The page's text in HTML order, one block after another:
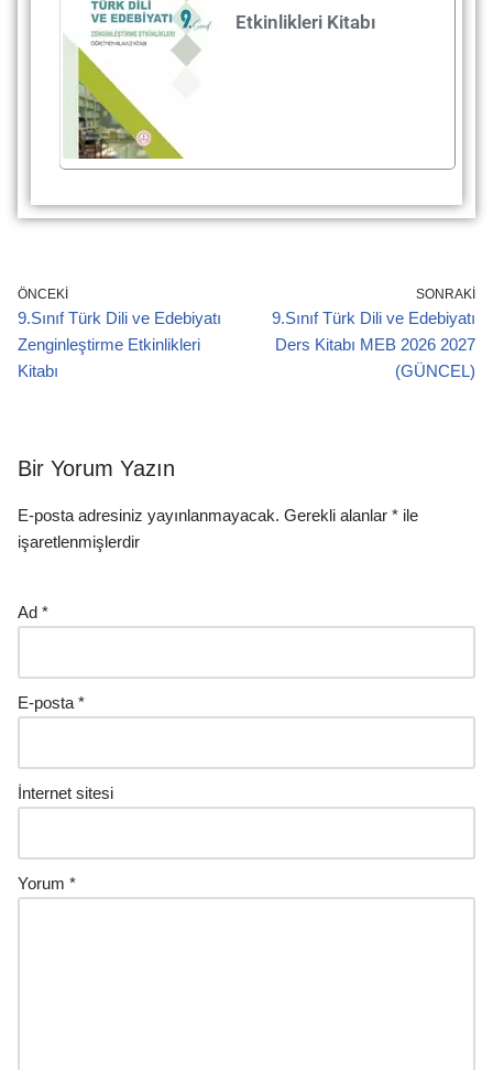
Etkinlikleri Kitabı
ÖNCEKI
9.Sınıf Türk Dili ve Edebiyatı
Zenginleştirme Etkinlikleri
Kitabı
SONRAKI
9.Sınıf Türk Dili ve Edebiyatı
Ders Kitabı MEB 2026 2027
(GÜNCEL)
Bir Yorum Yazın
E-posta adresiniz yayınlanmayacak. Gerekli alanlar * ile
işaretlenmişlerdir
Ad *
E-posta *
İnternet sitesi
Yorum *